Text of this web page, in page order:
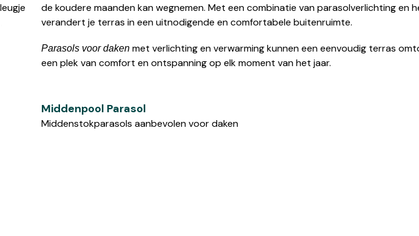
de koudere maanden kan wegnemen. Met een combinatie van parasolverlichting en
verandert je terras in een uitnodigende en comfortabele buitenruimte.
Parasols voor dakenmet verlichting en verwarming kunnen een eenvoudig terras
een plek van comfort en ontspanning op elk moment van het jaar.
Middenpool Parasol
Middenstokparasols aanbevolen voor daken